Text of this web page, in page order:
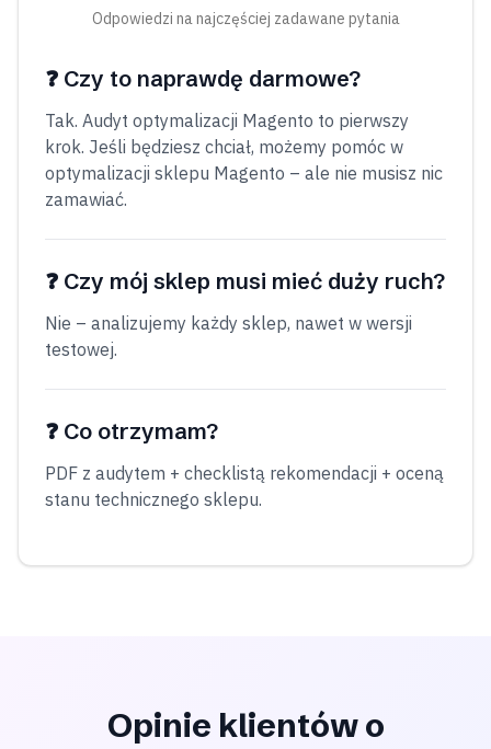
Odpowiedzi na najczęściej zadawane pytania
❓ Czy to naprawdę darmowe?
Tak. Audyt optymalizacji Magento to pierwszy
krok. Jeśli będziesz chciał, możemy pomóc w
optymalizacji sklepu Magento – ale nie musisz nic
zamawiać.
❓ Czy mój sklep musi mieć duży ruch?
Nie – analizujemy każdy sklep, nawet w wersji
testowej.
❓ Co otrzymam?
PDF z audytem + checklistą rekomendacji + oceną
stanu technicznego sklepu.
Opinie klientów o